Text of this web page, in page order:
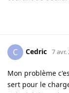
C Cedric 7 avr.
Mon problème
sert pour le